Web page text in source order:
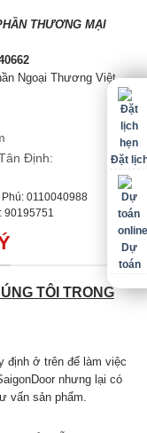
THƯƠNG MẠI
Ngoại Thương Việt
Định:
0110040988
90195751
TÔI TRONG
định ở trên để làm việc
nhưng lại có
vấn sản phẩm.
Đặt
Dự
toán